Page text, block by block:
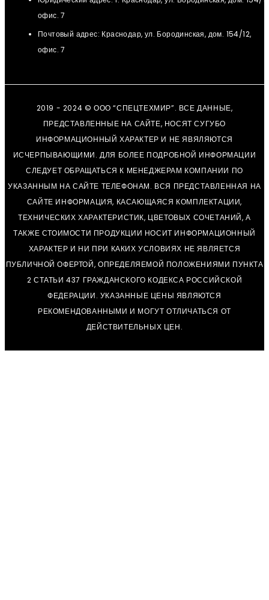
офис. 7
Почтовый адрес: Краснодар, ул. Бородинская, дом. 154/12,
офис. 7
2019 - 2024 © ООО “СПЕЦТЕХМИР”. ВСЕ ДАННЫЕ,
ПРЕДСТАВЛЕННЫЕ НА САЙТЕ, НОСЯТ СУГУБО
ИНФОРМАЦИОННЫЙ ХАРАКТЕР И НЕ ЯВЯЛЯЮТСЯ
ИСЧЕРПЫВАЮЩИМИ. ДЛЯ БОЛЕЕ ПОДРОБНОЙ ИНФОРМАЦИИ
СЛЕДУЕТ ОБРАЩАТЬСЯ К МЕНЕДЖЕРАМ КОМПАНИИ ПО
УКАЗАННЫМ НА САЙТЕ ТЕЛЕФОНАМ. ВСЯ ПРЕДСТАВЛЕННАЯ НА
САЙТЕ ИНФОРМАЦИЯ, КАСАЮЩАЯСЯ КОМПЛЕКТАЦИИ,
ТЕХНИЧЕСКИХ ХАРАКТЕРИСТИК, ЦВЕТОВЫХ СОЧЕТАНИЙ, А
ТАКЖЕ СТОИМОСТИ ПРОДУКЦИИ НОСИТ ИНФОРМАЦИОННЫЙ
ХАРАКТЕР И НИ ПРИ КАКИХ УСЛОВИЯХ НЕ ЯВЛЯЕТСЯ
ПУБЛИЧНОЙ ОФЕРТОЙ, ОПРЕДЕЛЯЕМОЙ ПОЛОЖЕНИЯМИ ПУНКТА
2 СТАТЬИ 437 ГРАЖДАНСКОГО КОДЕКСА РОССИЙСКОЙ
ФЕДЕРАЦИИ. УКАЗАННЫЕ ЦЕНЫ ЯВЛЯЮТСЯ
РЕКОМЕНДОВАННЫМИ И МОГУТ ОТЛИЧАТЬСЯ ОТ
ДЕЙСТВИТЕЛЬНЫХ ЦЕН.